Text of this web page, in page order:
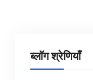
ब्लॉग श्रेणियाँ